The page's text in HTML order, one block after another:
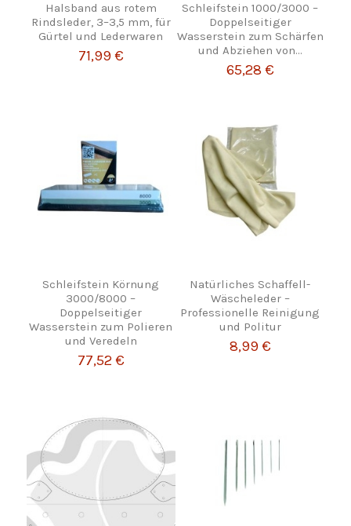
Halsband aus rotem
Rindsleder, 3–3,5 mm, für
Gürtel und Lederwaren
71,99 €
Schleifstein 1000/3000 –
Doppelseitiger
Wasserstein zum Schärfen
und Abziehen von...
65,28 €
Schleifstein Körnung
3000/8000 –
Doppelseitiger
Wasserstein zum Polieren
und Veredeln
77,52 €
Natürliches Schaffell-
Wäscheleder –
Professionelle Reinigung
und Politur
8,99 €